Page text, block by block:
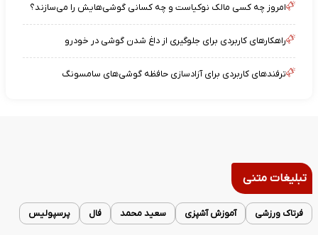
امروز چه کسی مالک نوکیاست و چه کسانی گوشی‌هایش را می‌سازند؟
راهکارهای کاربردی برای جلوگیری از داغ شدن گوشی در خودرو
ترفندهای کاربردی برای آزادسازی حافظه گوشی‌های سامسونگ
تبلیغات متنی
فرتاک ورزشی آموزش آشپزی سعید محمد فال پرسپولیس